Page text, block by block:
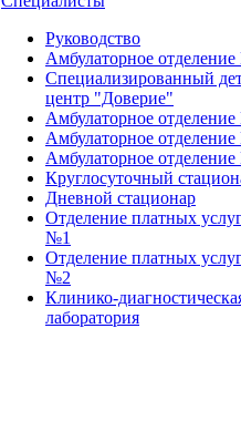
Руководство
Амбулаторное
Специализированный
центр "Доверие"
Амбулаторное
Амбулаторное
Амбулаторное
Круглосуточный
Дневной стационар
Отделение платных
№1
Отделение платных
№2
Клинико-
лаборатория